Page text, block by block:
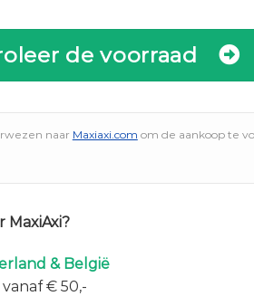
de voorraad
naar Maxiaxi.com om de aankoop te
MaxiAxi?
& België
€ 50,-